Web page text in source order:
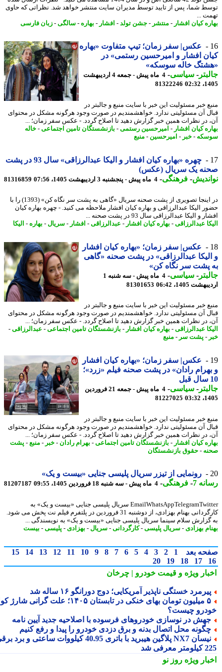
شما، پس از تایید توسط مدیران سایت منتشر خواهد شد. نظراتی که حاوی
...
کیان افشار-منتشر-جشن تولد -افشار-بهاره-سالگی-زبان فارسی
عکس| سفر زمان؛ تیپ متفاوت «بهاره
افشار و امیرحسین رستمی» در
خاله سوسکه»
-سیاسی-
4 ماه پیش - جمعه 4 اردیبهشت
81322246
خبر مسئولیت این خبر با سایت منبع و جالبتر در
آن مسئولیتی ندارد. خواهشمندیم در صورت وجود هرگونه مشکل در محتوای
در نظرات همین خبر گزارش دهید تا اصلاح گردد. - عکس سفر زمان؛ ...
کیان افشار-امیرحسین رستمی-بازنشستگان تامین اجتماعی-خاله
-خبر-امیرحسین-منبع
چهره «بهاره کیان افشار و الیکا عبدالرزاقی» سال 93 در پشت
یک سریال (عکس)
-فرهنگی-4 ماه پیش - پنجشنبه 3 اردیبهشت 1405، 07:56 81316859
در اینجا تصویری از پشت صحنه سریال «گاهی به پشت سر نگاه کن» (1393) را با
الیکا عبدالرزاقی و بهاره کیان افشار ملاحظه می کنید. - چهره بهاره کیان
و الیکا عبدالرزاقی سال 93 در پشت صحنه ...
عبدالرزاقی -بهاره کیان افشار-عبدالرزاقی -افشار-سریال-بهاره-الیکا
عکس| سفر زمان؛ «بهاره کیان افشار
عبدالرزاقی» در پشت صحنه «گاهی
پشت سر نگاه کن»
-سیاسی-
4 ماه پیش - سه شنبه 1
1405، 06:42
81301653
خبر مسئولیت این خبر با سایت منبع و جالبتر در
آن مسئولیتی ندارد. خواهشمندیم در صورت وجود هرگونه مشکل در محتوای
در نظرات همین خبر گزارش دهید تا اصلاح گردد. - عکس سفر زمان؛ ...
عبدالرزاقی -بهاره کیان افشار-بازنشستگان تامین اجتماعی-عبدالرزاقی
-پشت سر-منبع
عکس| سفر زمان؛ «بهاره کیان افشار
رادان» در پشت صحنه فیلم «زرد»؛
-سیاسی-
4 ماه پیش - جمعه 21 فروردین
81227025
خبر مسئولیت این خبر با سایت منبع و جالبتر در
آن مسئولیتی ندارد. خواهشمندیم در صورت وجود هرگونه مشکل در محتوای
در نظرات همین خبر گزارش دهید تا اصلاح گردد. - عکس سفر زمان؛ ...
کیان افشار-بازنشستگان تامین اجتماعی-بهرام رادان - خبر-منبع -پشت
-حقوق بازنشستگان
رونمایی از تیزر سریال پلیسی جنایی «بیست و یک»
7
-فرهنگی-4 ماه پیش - سه شنبه 18 فروردین 1405، 09:55 81207187
EmailWhatsAppTelegramTwitter سریال پلیسی جنایی «بیست و یک» به
کارگردانی بهنام بهزادی، از دوشنبه 31 فروردین در پلتفرم فیلم نت پخش می شود.
سلام سینما سریال پلیسی جنایی «بیست و یک» به نویسندگی ...
بهزادی -سریال پلیسی-کارگردانی- سریال-بهزادی -پلیسی-بیست
بعد 1
2
3
4
5
6
7
8
9
10
11
12
13
14
15
17
18
19
20
ویژهو قیمت خودرو | چرخان
خستگی ناپذیر آمریکایی؛ دوج دورانگو ۱۶ ساله شد
۵ میلیون تومان بهای خنکی در تابستان ۱۴۰۵؛ علت گرانی شارژ کولر
چیست؟
در نوسازی خودروهای فرسوده با اصلاحیه جدید آیین نامه
محل اتصال بدنه و برق دزدی خودرو را پیدا و رفع کنیم
نیسان NX7 پلاگین هیبرید با باتری 40.95 کیلووات ساعتی و برد برقی
ویژهروز نو